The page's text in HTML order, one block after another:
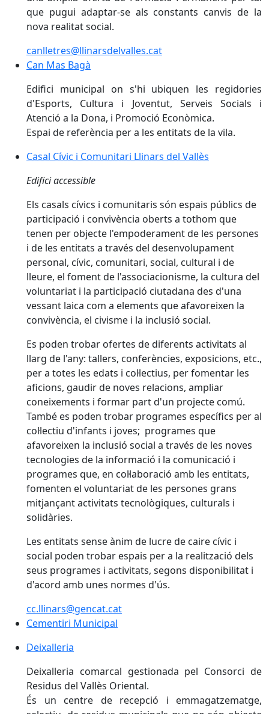
que pugui adaptar-se als constants canvis de la
nova realitat social.
canlletres@llinarsdelvalles.cat
Can Mas Bagà
Can Mas Bagà
Edifici municipal on s'hi ubiquen les regidories
d'Esports, Cultura i Joventut, Serveis Socials i
Atenció a la Dona, i Promoció Econòmica.
Espai de referència per a les entitats de la vila.
Casal Cívic i Comunitari Llinars del Vallès
Casal Cívic i Comunitari Llinars del Vallès
Edifici accessible
Els casals cívics i comunitaris són espais públics de
participació i convivència oberts a tothom que
tenen per objecte l'empoderament de les persones
i de les entitats a través del desenvolupament
personal, cívic, comunitari, social, cultural i de
lleure, el foment de l'associacionisme, la cultura del
voluntariat i la participació ciutadana des d'una
vessant laica com a elements que afavoreixen la
convivència, el civisme i la inclusió social.
Es poden trobar ofertes de diferents activitats al
llarg de l'any: tallers, conferències, exposicions, etc.,
per a totes les edats i col·lectius, per fomentar les
aficions, gaudir de noves relacions, ampliar
coneixements i formar part d'un projecte comú.
També es poden trobar programes específics per al
col·lectiu d'infants i joves; programes que
afavoreixen la inclusió social a través de les noves
tecnologies de la informació i la comunicació i
programes que, en col·laboració amb les entitats,
fomenten el voluntariat de les persones grans
mitjançant activitats tecnològiques, culturals i
solidàries.
Les entitats sense ànim de lucre de caire cívic i
social poden trobar espais per a la realització dels
seus programes i activitats, segons disponibilitat i
d'acord amb unes normes d'ús.
cc.llinars@gencat.cat
Cementiri Municipal
Cementiri Municipal
Deixalleria
Deixalleria
Deixalleria comarcal gestionada pel Consorci de
Residus del Vallès Oriental.
És un centre de recepció i emmagatzematge,